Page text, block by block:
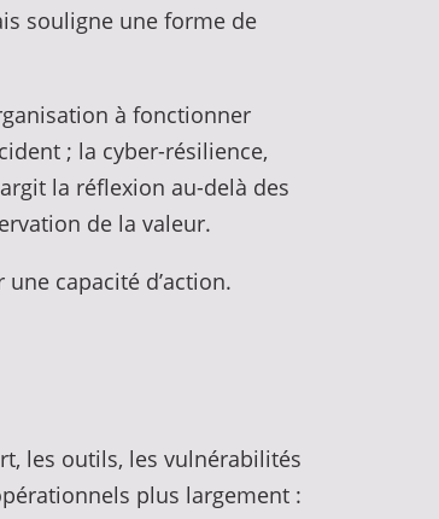
souligne une forme de
à fonctionner
; la cyber-résilience,
la réflexion au-delà des
de la valeur.
capacité d’action.
les outils, les vulnérabilités
plus largement :